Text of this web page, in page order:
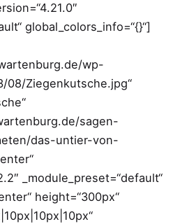
global_colors_info=“{}“]
wp-
08/Ziegenkutsche.jpg“
sagen-
das-untier-von-
_module_preset=“default“
height=“300px“